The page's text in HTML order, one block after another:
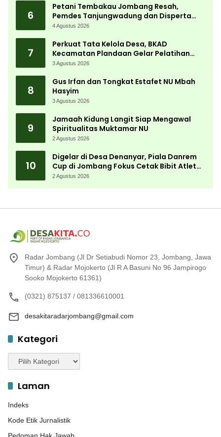
6
Petani Tembakau Jombang Resah,
Pemdes Tanjungwadung dan Disperta
Bergerak Cepat
4 Agustus 2026
7
Perkuat Tata Kelola Desa, BKAD
Kecamatan Plandaan Gelar Pelatihan
Aparatur Pemdes
3 Agustus 2026
8
Gus Irfan dan Tongkat Estafet NU Mbah
Hasyim
3 Agustus 2026
9
Jamaah Kidung Langit Siap Mengawal
Spiritualitas Muktamar NU
2 Agustus 2026
10
Digelar di Desa Denanyar, Piala Danrem
Cup di Jombang Fokus Cetak Bibit Atlet
Menembak Berprestasi
2 Agustus 2026
Radar Jombang (Jl Dr Setiabudi Nomor 23, Jombang, Jawa
Timur) & Radar Mojokerto (Jl R A Basuni No 96 Jampirogo
Sooko Mojokerto 61361)
(0321) 875137 / 081336610001
desakitaradarjombang@gmail.com
Kategori
Kategori
Laman
Indeks
Kode Etik Jurnalistik